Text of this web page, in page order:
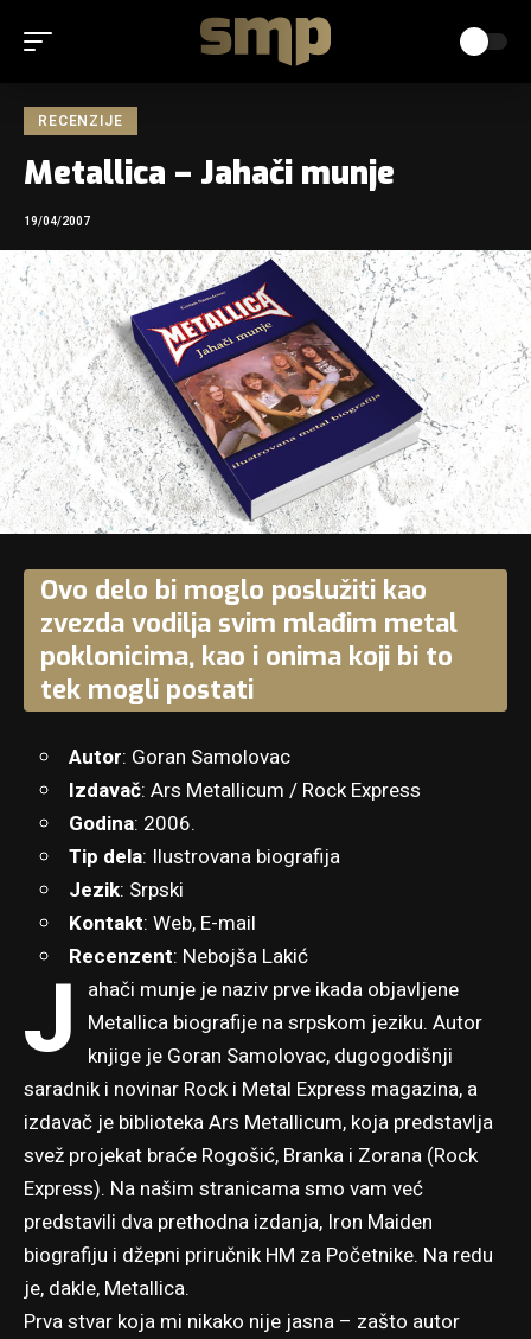
RECENZIJE
Metallica – Jahači munje
19/04/2007
Ovo delo bi moglo poslužiti kao
zvezda vodilja svim mlađim metal
poklonicima, kao i onima koji bi to
tek mogli postati
Autor: Goran Samolovac
Izdavač: Ars Metallicum / Rock Express
Godina: 2006.
Tip dela: Ilustrovana biografija
Jezik: Srpski
Kontakt: Web, E-mail
Recenzent: Nebojša Lakić
J ahači munje je naziv prve ikada objavljene
Metallica biografije na srpskom jeziku. Autor
knjige je Goran Samolovac, dugogodišnji
saradnik i novinar Rock i Metal Express magazina, a
izdavač je biblioteka Ars Metallicum, koja predstavlja
svež projekat braće Rogošić, Branka i Zorana (Rock
Express). Na našim stranicama smo vam već
predstavili dva prethodna izdanja, Iron Maiden
biografiju i džepni priručnik HM za Početnike. Na redu
je, dakle, Metallica.
Prva stvar koja mi nikako nije jasna – zašto autor